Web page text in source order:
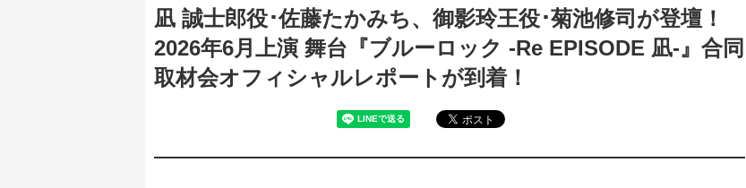
凪 誠士郎役･佐藤たかみち、御影玲王役･菊池修司が登壇！
2026年6月上演 舞台『ブルーロック -Re EPISODE 凪-』合同
取材会オフィシャルレポートが到着！